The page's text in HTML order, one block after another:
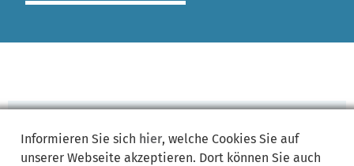
zur
Startseite
Informieren Sie sich hier, welche Cookies Sie auf
unserer Webseite akzeptieren. Dort können Sie auch